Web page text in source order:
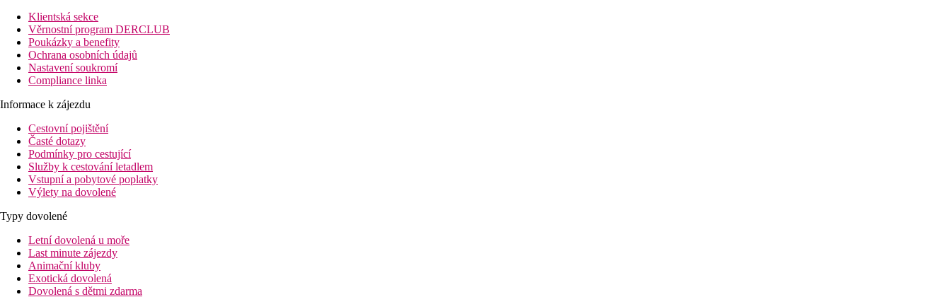
Klientská sekce
Věrnostní program DERCLUB
Poukázky a benefity
Ochrana osobních údajů
Nastavení soukromí
Compliance linka
Informace k zájezdu
Cestovní pojištění
Časté dotazy
Podmínky pro cestující
Služby k cestování letadlem
Vstupní a pobytové poplatky
Výlety na dovolené
Typy dovolené
Letní dovolená u moře
Last minute zájezdy
Animační kluby
Exotická dovolená
Dovolená s dětmi zdarma